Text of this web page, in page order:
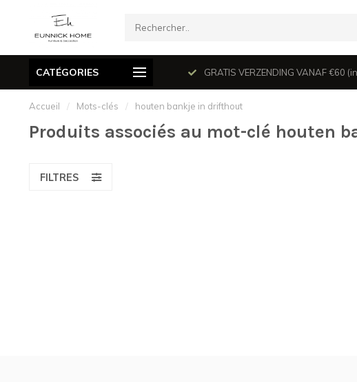
CATÉGORIES
le dimanche en juillet et août. GRATIS VERZENDING VANAF €60
Accueil / Mots-clés / houten bankje in drifthout
Produits associés au mot-clé houten
FILTRES